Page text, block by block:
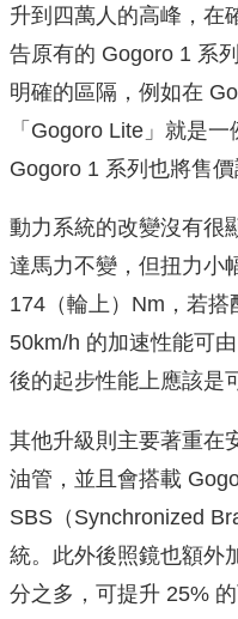
升到四萬人的高峰，在
告原有的 Gogoro 1 系
明確的區隔，例如在
「Gogoro Lite」就是
Gogoro 1 系列也將售價
動力系統的改變沒有很
達馬力不變，但扭力小
174（輪上）Nm，若搭
50km/h 的加速性能可
後的起步性能上應該是
其他升級則主要著重在
油管，並且會搭載
SBS（Synchronized
統。此外後照鏡也額外
分之多，可提升 25%